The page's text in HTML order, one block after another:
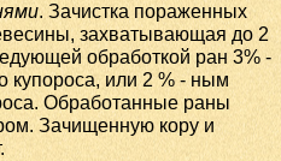
. Зачистка пораженных
захватывающая до 2
обработкой ран 3% -
купороса, или 2 % - ным
Обработанные раны
Зачищенную кору и